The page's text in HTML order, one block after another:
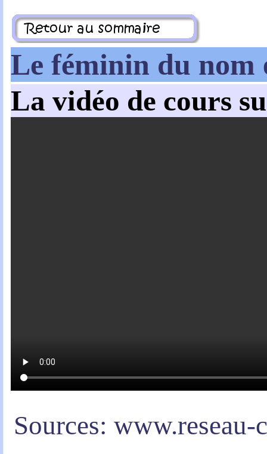
Le féminin du nom
La vidéo de cours
Sources: www.reseau-